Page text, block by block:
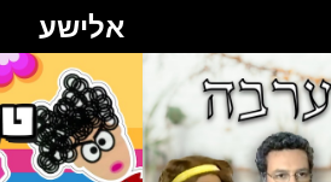
אלישע